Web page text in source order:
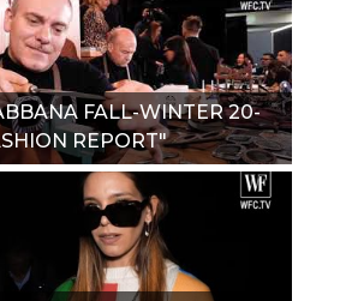
FALL-WINTER 20-
REPORT"